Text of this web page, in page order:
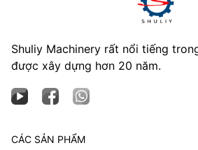
Shuliy Machinery rất nổi tiếng
được xây dựng hơn 20 năm.
CÁC SẢN PHẨM